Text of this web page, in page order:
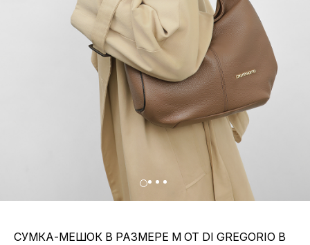
СУМКА-МЕШОК В РАЗМЕРЕ М ОТ DI GREGORIO В